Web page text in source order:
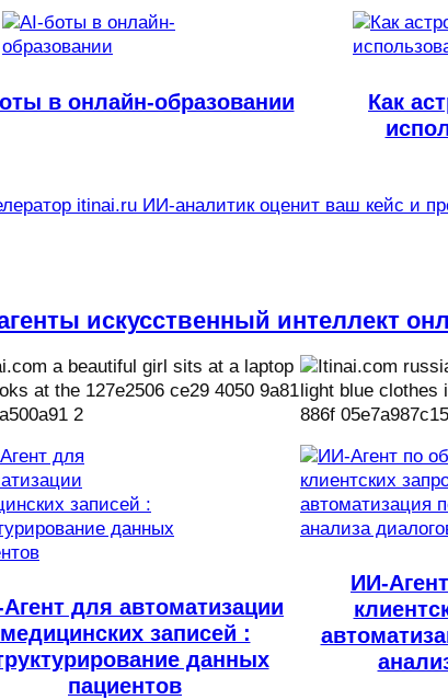
в онлайн-образовании
Как
itinai.ru ИИ-аналитик оценит ваш кейс и
искусственный интеллект
для автоматизации
медицинских записей :
данных
пациентов
ИИ-